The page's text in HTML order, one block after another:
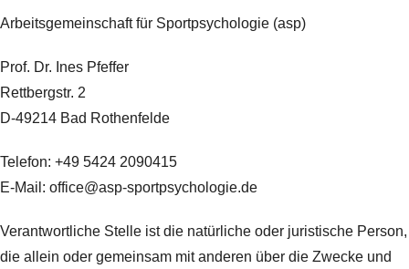
Arbeitsgemeinschaft für Sportpsychologie (asp)
Prof. Dr. Ines Pfeffer
Rettbergstr. 2
D-49214 Bad Rothenfelde
Telefon: +49 5424 2090415
E-Mail: office@asp-sportpsychologie.de
Verantwortliche Stelle ist die natürliche oder juristische Person,
die allein oder gemeinsam mit anderen über die Zwecke und